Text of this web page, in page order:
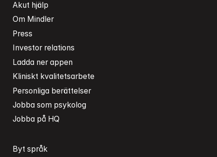
Akut hjälp
Om Mindler
Press
Investor relations
Ladda ner appen
Kliniskt kvalitetsarbete
Personliga berättelser
Jobba som psykolog
Jobba på HQ
Byt språk